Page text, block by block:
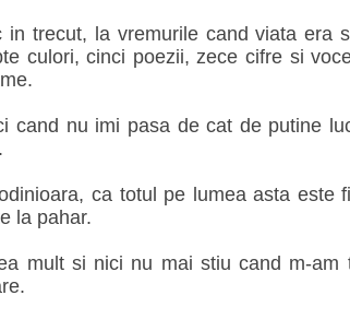
in trecut, la vremurile cand viata era
culori, cinci poezii, zece cifre si
cand nu imi pasa de cat de putine
ca totul pe lumea asta este
la pahar.
mult si nici nu mai stiu cand m-